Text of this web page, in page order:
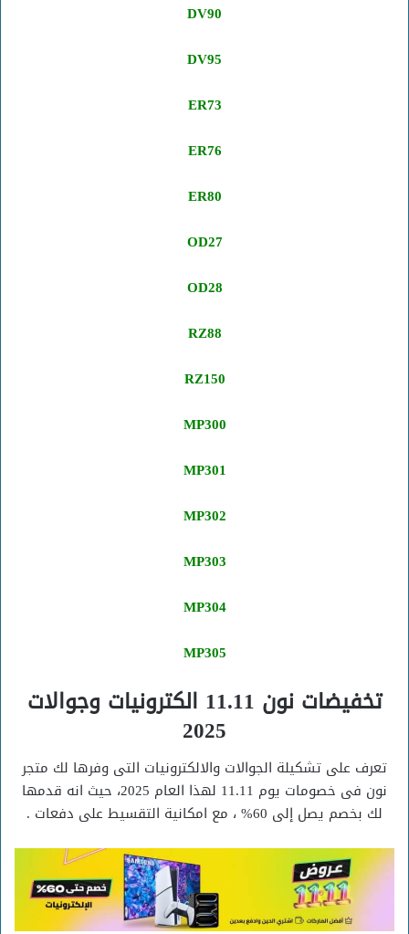
DV90
DV95
ER73
ER76
ER80
OD27
OD28
RZ88
RZ150
MP300
MP301
MP302
MP303
MP304
MP305
تخفيضات نون 11.11 الكترونيات وجوالات
2025
تعرف على تشكيلة الجوالات والالكترونيات التى وفرها لك متجر
نون فى خصومات يوم 11.11 لهذا العام 2025، حيث انه قدمها
لك بخصم يصل إلى 60% ، مع امكانية التقسيط على دفعات .